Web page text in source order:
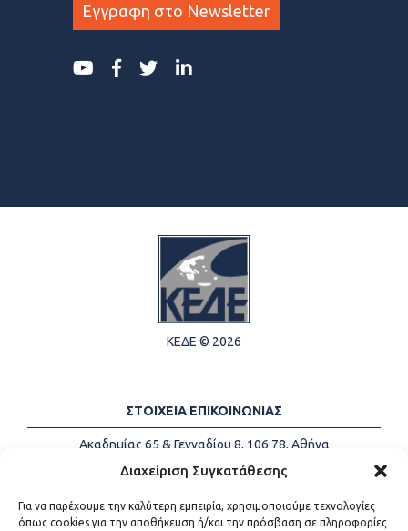
Διαχείριση Συγκατάθεσης
Για να παρέχουμε την καλύτερη εμπειρία, χρησιμοποιούμε τεχνολογίες
όπως cookies για την αποθήκευση ή/και την πρόσβαση σε πληροφορίες
Εγγραφη στο Newsletter
ΚΕΔΕ © 2026
ΣΤΟΙΧΕΙΑ ΕΠΙΚΟΙΝΩΝΙΑΣ
Ακαδημίας 65 & Γενναδίου 8, 106 78, Αθήνα
Τηλέφωνα:
+30 213-2147500
Email:
info@kede.gr